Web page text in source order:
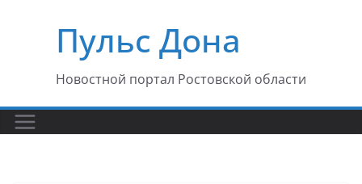
содержимомуПульс Дона
Новостной портал Ростовской области